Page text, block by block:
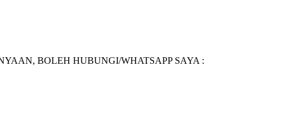
BOLEH HUBUNGI/WHATSAPP SAYA :